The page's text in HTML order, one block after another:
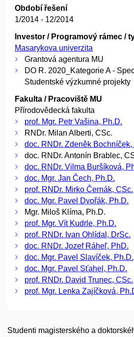
Období řešení
1/2014 - 12/2014
Investor / Programový rámec /
Masarykova univerzita
Grantová agentura MU
DO R. 2020_Kategorie A -
Studentské výzkumné projekty
Fakulta / Pracoviště MU
Přírodovědecká fakulta
prof. Mgr. Petr Vašina, Ph.D.
RNDr. Milan Alberti, CSc.
doc. RNDr. Zdeněk Bochníček,
doc. RNDr. Antonín Brablec,
doc. RNDr. Vilma Buršíková,
doc. Mgr. Jan Čech, Ph.D.
prof. RNDr. Mirko Černák, CSc.
doc. Mgr. Pavel Dvořák, Ph.D.
Mgr. Miloš Klíma, Ph.D.
prof. Mgr. Vít Kudrle, Ph.D.
prof. RNDr. Ivan Ohlídal, DrSc.
doc. RNDr. Jozef Ráheľ, PhD.
doc. Mgr. Pavel Slavíček, Ph.D.
doc. Mgr. Pavel Sťahel, Ph.D.
prof. RNDr. David Trunec, CSc.
prof. Mgr. Lenka Zajíčková,
Studenti magisterského a